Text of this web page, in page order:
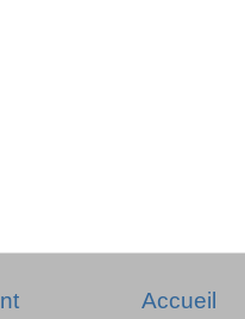
Accueil